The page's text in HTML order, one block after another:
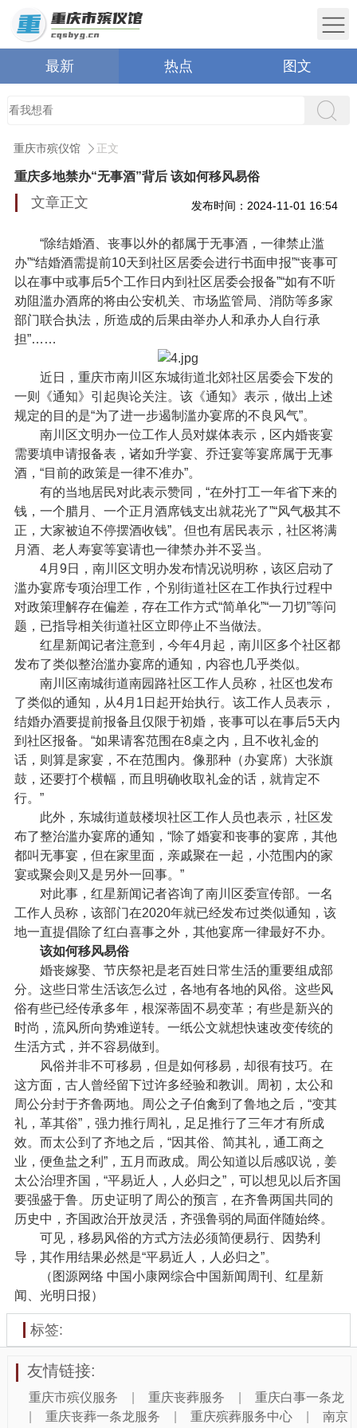
最新 热点 图文
重庆市殡仪馆 正文
重庆多地禁办“无事酒”背后 该如何移风易俗
文章正文 发布时间：2024-11-01 16:54
“除结婚酒、丧事以外的都属于无事酒，一律禁止滥
办”“结婚酒需提前10天到社区居委会进行书面申报”“丧事可
以在事中或事后5个工作日内到社区居委会报备”“如有不听
劝阻滥办酒席的将由公安机关、市场监管局、消防等多家
部门联合执法，所造成的后果由举办人和承办人自行承
担”……
近日，重庆市南川区东城街道北郊社区居委会下发的
一则《通知》引起舆论关注。该《通知》表示，做出上述
规定的目的是“为了进一步遏制滥办宴席的不良风气”。
南川区文明办一位工作人员对媒体表示，区内婚丧宴
需要填申请报备表，诸如升学宴、乔迁宴等宴席属于无事
酒，“目前的政策是一律不准办”。
有的当地居民对此表示赞同，“在外打工一年省下来的
钱，一个腊月、一个正月酒席钱支出就花光了”“风气极其不
正，大家被迫不停摆酒收钱”。但也有居民表示，社区将满
月酒、老人寿宴等宴请也一律禁办并不妥当。
4月9日，南川区文明办发布情况说明称，该区启动了
滥办宴席专项治理工作，个别街道社区在工作执行过程中
对政策理解存在偏差，存在工作方式“简单化”“一刀切”等问
题，已指导相关街道社区立即停止不当做法。
红星新闻记者注意到，今年4月起，南川区多个社区都
发布了类似整治滥办宴席的通知，内容也几乎类似。
南川区南城街道南园路社区工作人员称，社区也发布
了类似的通知，从4月1日起开始执行。该工作人员表示，
结婚办酒要提前报备且仅限于初婚，丧事可以在事后5天内
到社区报备。“如果请客范围在8桌之内，且不收礼金的
话，则算是家宴，不在范围内。像那种（办宴席）大张旗
鼓，还要打个横幅，而且明确收取礼金的话，就肯定不
行。”
此外，东城街道鼓楼坝社区工作人员也表示，社区发
布了整治滥办宴席的通知，“除了婚宴和丧事的宴席，其他
都叫无事宴，但在家里面，亲戚聚在一起，小范围内的家
宴或聚会则又是另外一回事。”
对此事，红星新闻记者咨询了南川区委宣传部。一名
工作人员称，该部门在2020年就已经发布过类似通知，该
地一直提倡除了红白喜事之外，其他宴席一律最好不办。
该如何移风易俗
婚丧嫁娶、节庆祭祀是老百姓日常生活的重要组成部
分。这些日常生活该怎么过，各地有各地的风俗。这些风
俗有些已经传承多年，根深蒂固不易变革；有些是新兴的
时尚，流风所向势难逆转。一纸公文就想快速改变传统的
生活方式，并不容易做到。
风俗并非不可移易，但是如何移易，却很有技巧。在
这方面，古人曾经留下过许多经验和教训。周初，太公和
周公分封于齐鲁两地。周公之子伯禽到了鲁地之后，“变其
礼，革其俗”，强力推行周礼，足足推行了三年才有所成
效。而太公到了齐地之后，“因其俗、简其礼，通工商之
业，便鱼盐之利”，五月而政成。周公知道以后感叹说，姜
太公治理齐国，“平易近人，人必归之”，可以想见以后齐国
要强盛于鲁。历史证明了周公的预言，在齐鲁两国共同的
历史中，齐国政治开放灵活，齐强鲁弱的局面伴随始终。
可见，移易风俗的方式方法必须简便易行、因势利
导，其作用结果必然是“平易近人，人必归之”。
（图源网络 中国小康网综合中国新闻周刊、红星新
闻、光明日报）
标签:
友情链接:
重庆市殡仪服务 重庆丧葬服务
重庆白事一条龙
重庆丧葬一条龙服务 重庆殡葬服务中心 南京